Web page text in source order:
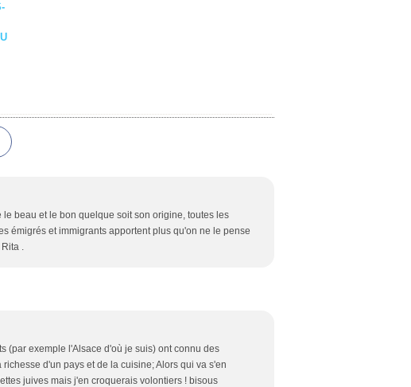
beau et le bon quelque soit son origine, toutes les
émigrés et immigrants apportent plus qu'on ne le pense
.
(par exemple l'Alsace d'où je suis) ont connu des
d'un pays et de la cuisine; Alors qui va s'en
juives mais j'en croquerais volontiers ! bisous